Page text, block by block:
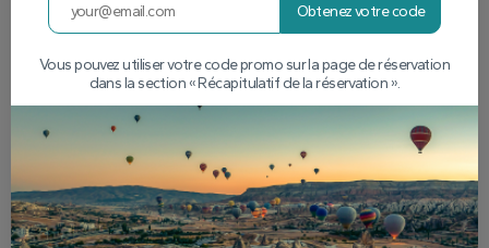
Obtenez votre code
Vous pouvez utiliser votre code promo sur la page de réservation
dans la section « Récapitulatif de la réservation ».